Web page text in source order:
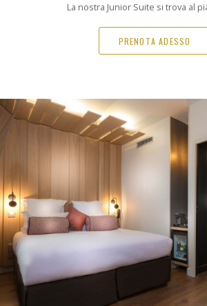
La nostra Junior Suite si trova al
PRENOTA ADESSO